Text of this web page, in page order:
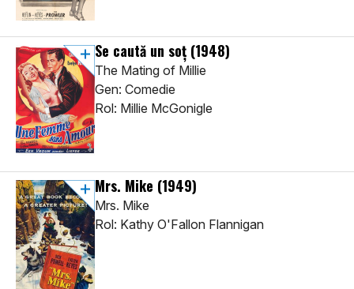
Se caută un soţ (1948)
The Mating of Millie
Gen: Comedie
Rol: Millie McGonigle
Mrs. Mike (1949)
Mrs. Mike
Rol: Kathy O'Fallon Flannigan